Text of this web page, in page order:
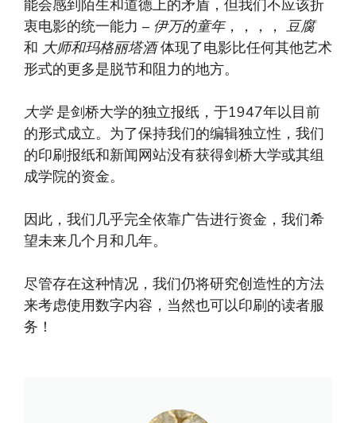
能会感到陌生和道德上的矛盾，但我们不应该折
衷电影的统一能力 – 伊万的童年，，，， 豆腐
和 大师和玛格丽塔酒体现了电影比任何其他艺术
形式的更多是脱节和阻力的地方。
大学是剑桥大学的独立报纸，于1947年以目前
的形式成立。为了保持我们的编辑独立性，我们
的印刷报纸和新闻网站没有获得剑桥大学或其组
成学院的资金。
因此，我们几乎完全依靠广告进行资金，我们希
望未来几个月和几年。
尽管存在这种情况，我们仍将研究创造性的方法
来考虑使用数字内容，当然也可以印刷的读者服
务！